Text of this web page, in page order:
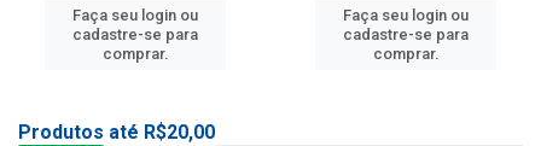
Faça seu login ou
cadastre-se para
comprar.
Faça seu login ou
cadastre-se para
comprar.
Produtos até R$20,00